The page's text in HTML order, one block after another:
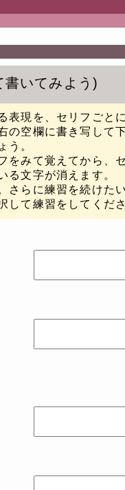
書いてみよう
表現を、セリフごと
の空欄に書き写して
う。
をみて覚えてから、
る文字が消えます。
さらに練習を続けた
して練習をしてくださ